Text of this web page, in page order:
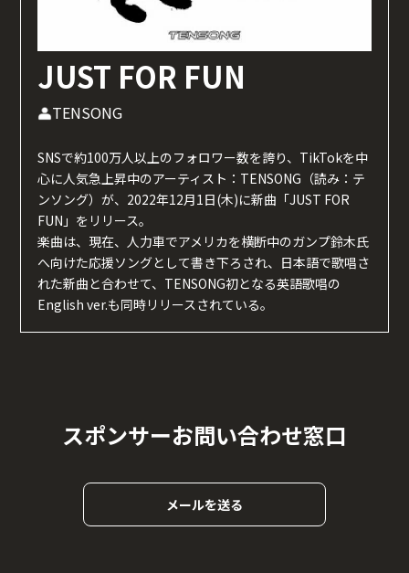
JUST FOR FUN
TENSONG
SNSで約100万人以上のフォロワー数を誇り、TikTokを中
心に人気急上昇中のアーティスト：TENSONG（読み：テ
ンソング）が、2022年12月1日(木)に新曲「JUST FOR
FUN」をリリース。
楽曲は、現在、人力車でアメリカを横断中のガンプ鈴木氏
へ向けた応援ソングとして書き下ろされ、日本語で歌唱さ
れた新曲と合わせて、TENSONG初となる英語歌唱の
English ver.も同時リリースされている。
スポンサーお問い合わせ窓口
メールを送る